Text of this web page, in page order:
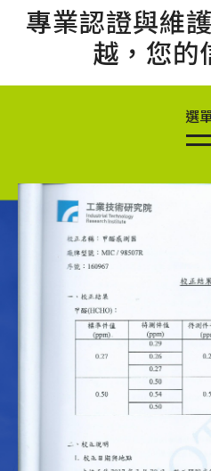
專業認證與維
越，您的
無衝突礦
安裝
客服流
數據整